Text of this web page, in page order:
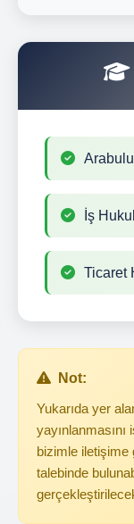
İş
Ticaret
Not:
Yukarıda yer
bizimle iletişime
talebinde